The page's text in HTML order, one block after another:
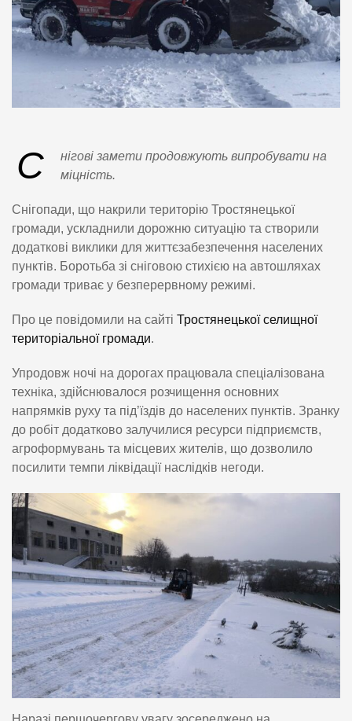
С
нігові замети продовжують випробувати на
міцність.
Снігопади, що накрили територію Тростянецької
громади, ускладнили дорожню ситуацію та створили
додаткові виклики для життєзабезпечення населених
пунктів. Боротьба зі сніговою стихією на автошляхах
громади триває у безперервному режимі.
Про це повідомили на сайті Тростянецької селищної
територіальної громади.
Упродовж ночі на дорогах працювала спеціалізована
техніка, здійснювалося розчищення основних
напрямків руху та під’їздів до населених пунктів. Зранку
до робіт додатково залучилися ресурси підприємств,
агроформувань та місцевих жителів, що дозволило
посилити темпи ліквідації наслідків негоди.